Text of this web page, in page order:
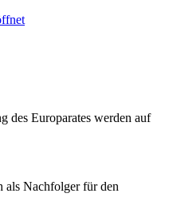
des Europarates werden auf
als Nachfolger für den